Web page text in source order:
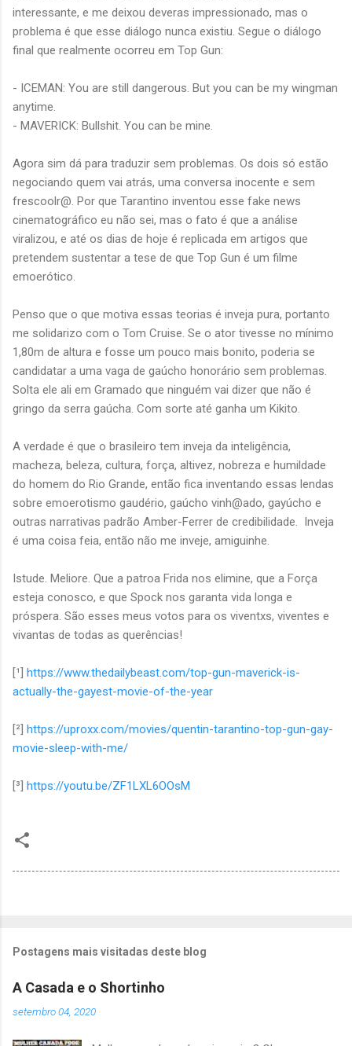
interessante, e me deixou deveras impressionado, mas o
problema é que esse diálogo nunca existiu. Segue o diálogo
final que realmente ocorreu em Top Gun:
- ICEMAN: You are still dangerous. But you can be my wingman
anytime.
- MAVERICK: Bullshit. You can be mine.
Agora sim dá para traduzir sem problemas. Os dois só estão
negociando quem vai atrás, uma conversa inocente e sem
frescoolr@. Por que Tarantino inventou esse fake news
cinematográfico eu não sei, mas o fato é que a análise
viralizou, e até os dias de hoje é replicada em artigos que
pretendem sustentar a tese de que Top Gun é um filme
emoerótico.
Penso que o que motiva essas teorias é inveja pura, portanto
me solidarizo com o Tom Cruise. Se o ator tivesse no mínimo
1,80m de altura e fosse um pouco mais bonito, poderia se
candidatar a uma vaga de gaúcho honorário sem problemas.
Solta ele ali em Gramado que ninguém vai dizer que não é
gringo da serra gaúcha. Com sorte até ganha um Kikito.
A verdade é que o brasileiro tem inveja da inteligência,
macheza, beleza, cultura, força, altivez, nobreza e humildade
do homem do Rio Grande, então fica inventando essas lendas
sobre emoerotismo gaudério, gaúcho vinh@ado, gayúcho e
outras narrativas padrão Amber-Ferrer de credibilidade. Inveja
é uma coisa feia, então não me inveje, amiguinhe.
Istude. Meliore. Que a patroa Frida nos elimine, que a Força
esteja conosco, e que Spock nos garanta vida longa e
próspera. São esses meus votos para os viventxs, viventes e
vivantas de todas as querências!
[¹] https://www.thedailybeast.com/top-gun-maverick-is-
actually-the-gayest-movie-of-the-year
[²] https://uproxx.com/movies/quentin-tarantino-top-gun-gay-
movie-sleep-with-me/
[³] https://youtu.be/ZF1LXL6OOsM
Postagens mais visitadas deste blog
A Casada e o Shortinho
setembro 04, 2020